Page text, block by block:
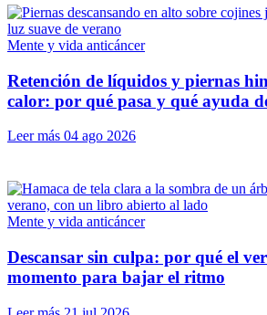
Mente y vida anticáncer
Retención de líquidos y piernas
calor: por qué pasa y qué ayuda
Leer más 04 ago 2026
Mente y vida anticáncer
Descansar sin culpa: por qué el
momento para bajar el ritmo